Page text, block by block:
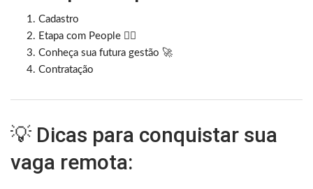
Cadastro
Etapa com People 🦸‍♀️
Conheça sua futura gestão 🚀
Contratação
💡 Dicas para conquistar sua
vaga remota: